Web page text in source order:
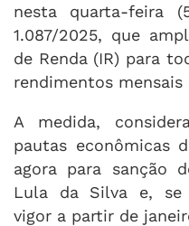
nesta quarta-feira
1.087/2025, que
de Renda (IR) para
rendimentos
A medida,
pautas econômicas
agora para sanção
Lula da Silva e, se
vigor a partir de